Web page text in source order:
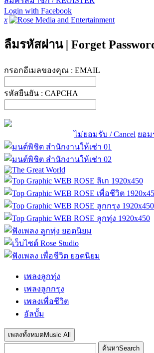
Login with Facebook
x
ลืมรหัสผ่าน | Forget
กรอกอีเมลของคุณ : EMAIL
รหัสยืนยัน : CAPCHA
ไม่ยอมรับ / Cancel ยอม
เพลงลูกทุ่ง
เพลงลูกกรุง
เพลงเพื่อชีวิต
อัลบั้ม
เพลงทั้งหมด Music All
ค้นหาSearch